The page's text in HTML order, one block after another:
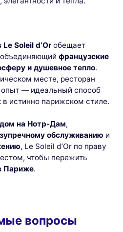
and personalize the ads shown to
your preferences at any time.
Soleil d’Or обещает
французские
и душевное тепло.
месте, ресторан
опыт — идеальный способ
в истинно парижском стиле.
на Нотр-Дам,
обслуживанию и
, Le Soleil d’Or по праву
чтобы пережить
Париже.
вопросы